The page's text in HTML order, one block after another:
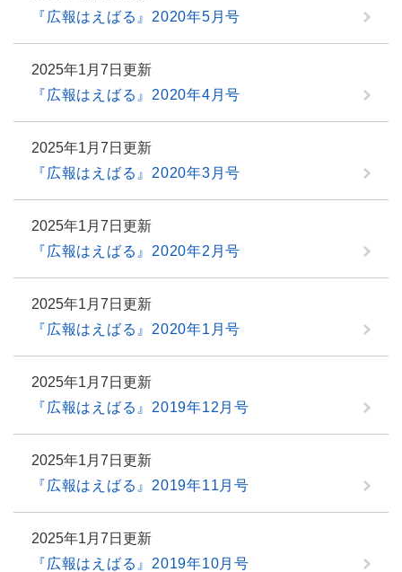
『広報はえばる』2020年5月号
2025年1月7日更新
『広報はえばる』2020年4月号
2025年1月7日更新
『広報はえばる』2020年3月号
2025年1月7日更新
『広報はえばる』2020年2月号
2025年1月7日更新
『広報はえばる』2020年1月号
2025年1月7日更新
『広報はえばる』2019年12月号
2025年1月7日更新
『広報はえばる』2019年11月号
2025年1月7日更新
『広報はえばる』2019年10月号